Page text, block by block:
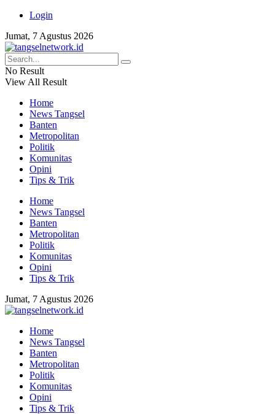
Login
Jumat, 7 Agustus 2026
No Result
View All Result
Home
News Tangsel
Banten
Metropolitan
Politik
Komunitas
Opini
Tips & Trik
Home
News Tangsel
Banten
Metropolitan
Politik
Komunitas
Opini
Tips & Trik
Jumat, 7 Agustus 2026
Home
News Tangsel
Banten
Metropolitan
Politik
Komunitas
Opini
Tips & Trik